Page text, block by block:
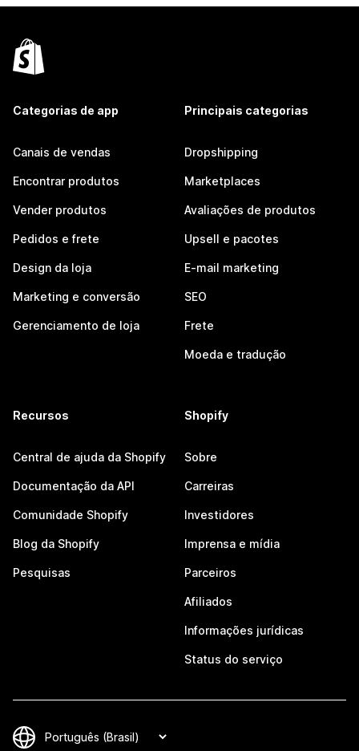
Categorias de app
Canais de vendas
Encontrar produtos
Vender produtos
Pedidos e frete
Design da loja
Marketing e conversão
Gerenciamento de loja
Principais categorias
Dropshipping
Marketplaces
Avaliações de produtos
Upsell e pacotes
E-mail marketing
SEO
Frete
Moeda e tradução
Recursos
Central de ajuda da Shopify
Documentação da API
Comunidade Shopify
Blog da Shopify
Pesquisas
Shopify
Sobre
Carreiras
Investidores
Imprensa e mídia
Parceiros
Afiliados
Informações jurídicas
Status do serviço